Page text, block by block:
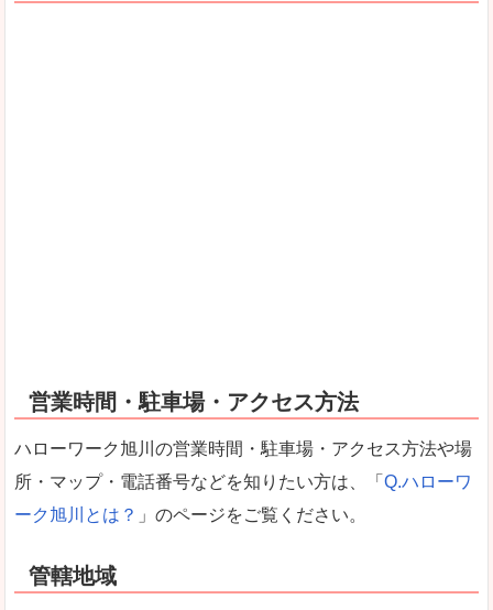
営業時間・駐車場・アクセス方法
ハローワーク旭川の営業時間・駐車場・アクセス方法や場
所・マップ・電話番号などを知りたい方は、「 Q.ハローワ
ーク旭川とは？ 」のページをご覧ください。
管轄地域